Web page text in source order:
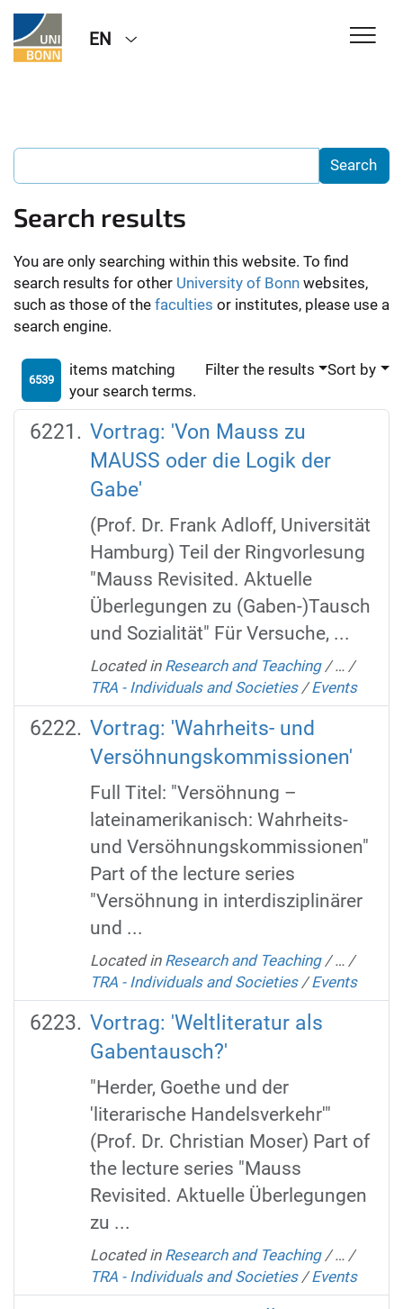
EN
Search results
You are only searching within this website. To find
search results for other University of Bonn websites,
such as those of the faculties or institutes, please use a
search engine.
6539
items matching
your search terms.
Filter the results Sort by
Vortrag: 'Von Mauss zu
MAUSS oder die Logik der
Gabe'
(Prof. Dr. Frank Adloff, Universität
Hamburg) Teil der Ringvorlesung
"Mauss Revisited. Aktuelle
Überlegungen zu (Gaben-)Tausch
und Sozialität" Für Versuche, ...
Located in Research and Teaching /… /
TRA - Individuals and Societies /Events
Vortrag: 'Wahrheits- und
Versöhnungskommissionen'
Full Titel: "Versöhnung –
lateinamerikanisch: Wahrheits-
und Versöhnungskommissionen"
Part of the lecture series
"Versöhnung in interdisziplinärer
und ...
Located in Research and Teaching /… /
TRA - Individuals and Societies /Events
Vortrag: 'Weltliteratur als
Gabentausch?'
"Herder, Goethe und der
'literarische Handelsverkehr'"
(Prof. Dr. Christian Moser) Part of
the lecture series "Mauss
Revisited. Aktuelle Überlegungen
zu ...
Located in Research and Teaching /… /
TRA - Individuals and Societies /Events